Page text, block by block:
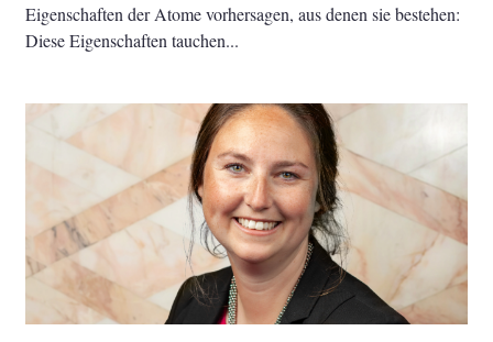
Eigenschaften der Atome vorhersagen, aus denen sie bestehen:
Diese Eigenschaften tauchen